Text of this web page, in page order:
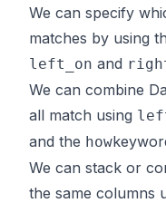
We can specify
matches by using
left_on and
We can combine
all match using
and the how
We can stack or
the same columns